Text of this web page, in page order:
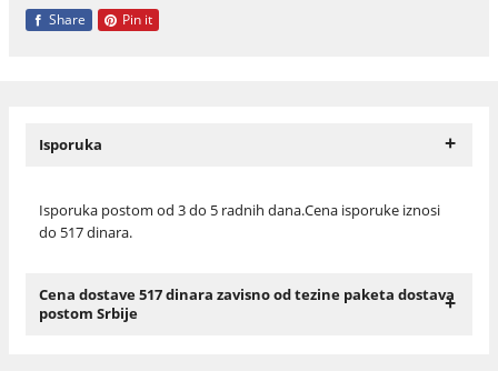
Share Pin it
Isporuka +
Isporuka postom od 3 do 5 radnih dana.Cena isporuke iznosi
do 517 dinara.
Cena dostave 517 dinara zavisno od tezine paketa dostava
postom Srbije
+